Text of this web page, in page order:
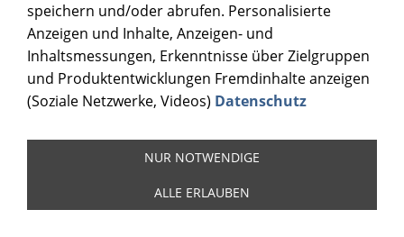
speichern und/oder abrufen. Personalisierte
Anzeigen und Inhalte, Anzeigen- und
Inhaltsmessungen, Erkenntnisse über Zielgruppen
und Produktentwicklungen Fremdinhalte anzeigen
(Soziale Netzwerke, Videos) Datenschutz
NUR NOTWENDIGE
ALLE ERLAUBEN